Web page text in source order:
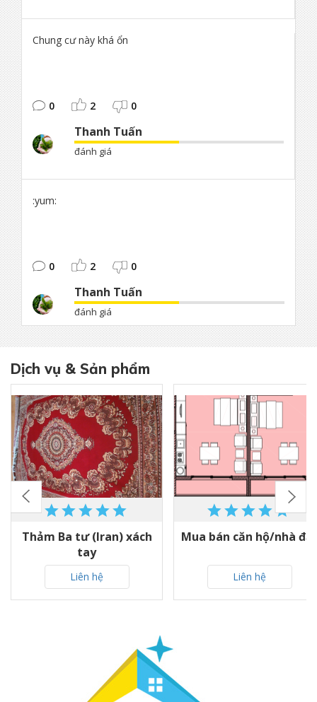
Chung cư này khá ổn
0 2 0
Thanh Tuấn
đánh giá
:yum:
0 2 0
Thanh Tuấn
đánh giá
Dịch vụ & Sản phẩm
Thảm Ba tư (Iran) xách
tay
Liên hệ
Mua bán căn hộ/nhà
Liên hệ